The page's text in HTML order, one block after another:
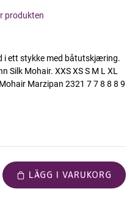
produkten
i ett stykke med båtutskjæring.
Silk Mohair. XXS XS S M L XL
Marzipan 2321 7 7 8 8 8 9
LÄGG I VARUKORG